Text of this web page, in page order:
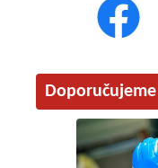
Doporučujeme